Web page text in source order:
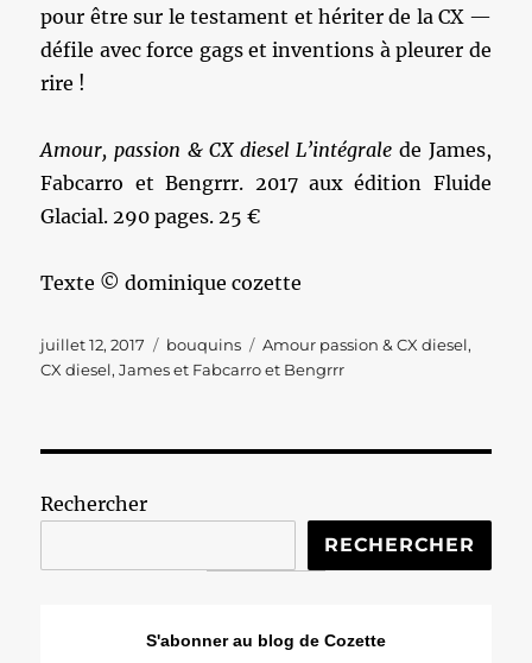
pour être sur le testament et hériter de la CX —
défile avec force gags et inventions à pleurer de
rire !
Amour, passion & CX diesel L’intégrale de James,
Fabcarro et Bengrrr. 2017 aux édition Fluide
Glacial. 290 pages. 25 €
Texte © dominique cozette
Publié
le
juillet 12, 2017 Catégories
bouquins Étiquettes
Amour passion & CX diesel,
CX diesel,James et Fabcarro et Bengrrr
Rechercher
RECHERCHER
S'abonner au blog de Cozette